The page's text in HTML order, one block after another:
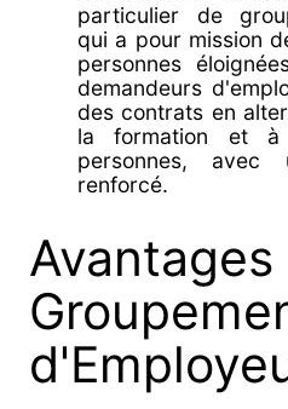
particulier de
qui a pour mission
personnes
demandeurs
des contrats en
la formation et à
personnes, avec
renforcé.